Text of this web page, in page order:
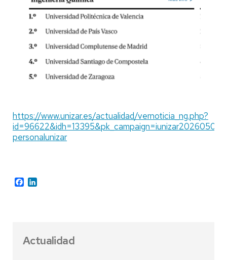
https://www.unizar.es/actualidad/vernoticia_ng.php?
personalunizar
Facebook
Actualidad